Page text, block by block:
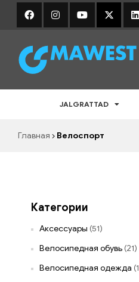
Shopic
pood
JALGRATTAD
Главная Велоспорт
Категории
Аксессуары (51)
Велосипедная обувь (21)
Велосипедная одежда